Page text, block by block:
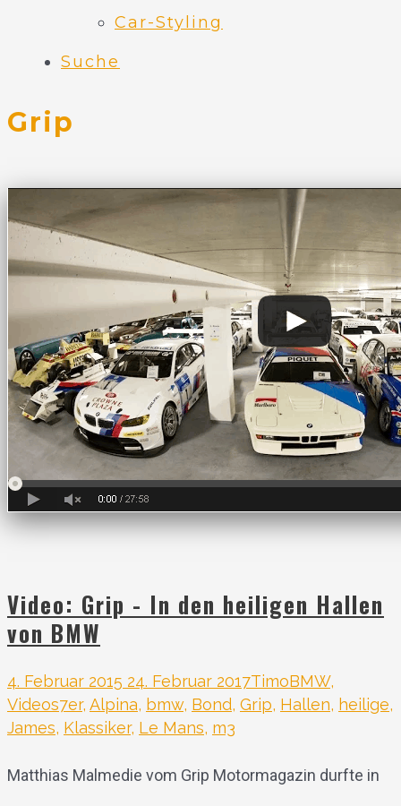
Car-Styling
Suche
Grip
Video: Grip - In den heiligen Hallen
von BMW
4. Februar 2015 24. Februar 2017TimoBMW,
Videos7er, Alpina, bmw, Bond, Grip, Hallen, heilige,
James, Klassiker, Le Mans, m3
Matthias Malmedie vom Grip Motormagazin durfte in